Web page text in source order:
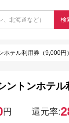
検
ホテル利用券（9,000円）
ントンホテル
円 還元率: